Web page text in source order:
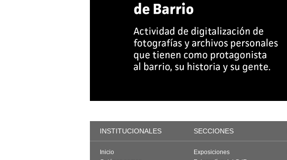
INSTITUCIONALES SECCIONES
Inicio
Exposiciones